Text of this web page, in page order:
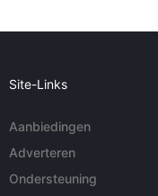
Site-Links
Aanbiedingen
Adverteren
Ondersteuning